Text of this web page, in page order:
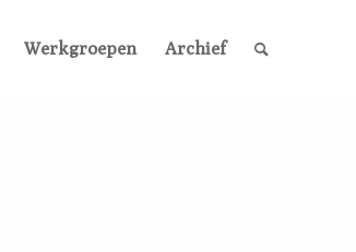
Werkgroepen Archief